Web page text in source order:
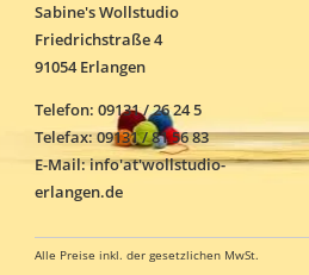
Sabine's Wollstudio
Friedrichstraße 4
91054 Erlangen
Telefon: 09131 / 26 24 5
Telefax: 09131 / 81 56 83
E-Mail: info'at'wollstudio-
erlangen.de
Alle Preise inkl. der gesetzlichen MwSt.